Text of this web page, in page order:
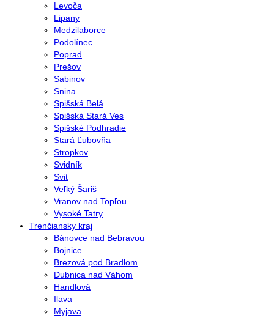
Levoča
Lipany
Medzilaborce
Podolínec
Poprad
Prešov
Sabinov
Snina
Spišská Belá
Spišská Stará Ves
Spišské Podhradie
Stará Ľubovňa
Stropkov
Svidník
Svit
Veľký Šariš
Vranov nad Topľou
Vysoké Tatry
Trenčiansky kraj
Bánovce nad Bebravou
Bojnice
Brezová pod Bradlom
Dubnica nad Váhom
Handlová
Ilava
Myjava